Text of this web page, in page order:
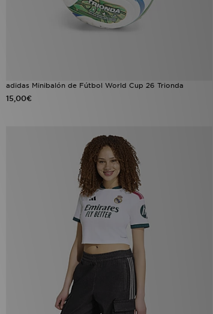
adidas Minibalón de Fútbol World Cup 26 Trionda
15,00€